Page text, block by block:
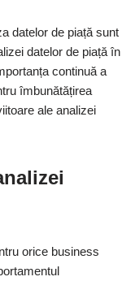
datelor de piață sunt
datelor de piață în
continuă a
îmbunătățirea
ale analizei
orice business